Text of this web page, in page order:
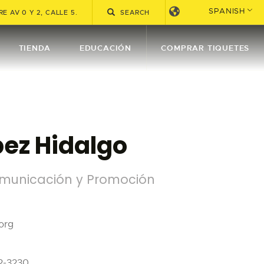
AV 0 Y 2, CALLE 5. SPANISH
TIENDA EDUCACIÓN COMPRAR TIQUETES
Hidalgo
y Promoción